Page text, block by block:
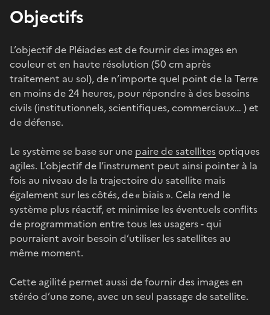
Objectifs
L’objectif de Pléiades est de fournir des images en
couleur et en haute résolution (50 cm après
traitement au sol), de n’importe quel point de la Terre
en moins de 24 heures, pour répondre à des besoins
civils (institutionnels, scientifiques, commerciaux… ) et
de défense.
Le système se base sur une paire de satellitesoptiques
agiles. L’objectif de l’instrument peut ainsi pointer à la
fois au niveau de la trajectoire du satellite mais
également sur les côtés, de « biais ». Cela rend le
système plus réactif, et minimise les éventuels conflits
de programmation entre tous les usagers - qui
pourraient avoir besoin d’utiliser les satellites au
même moment.
Cette agilité permet aussi de fournir des images en
stéréo d’une zone, avec un seul passage de satellite.